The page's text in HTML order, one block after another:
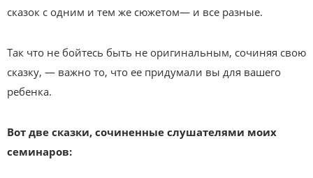
сказок с одним и тем же сюжетом— и все разные.
Так что не бойтесь быть не оригинальным, сочиняя свою
сказку, — важно то, что ее придумали вы для вашего
ребенка.
Вот две сказки, сочиненные слушателями моих
семинаров: